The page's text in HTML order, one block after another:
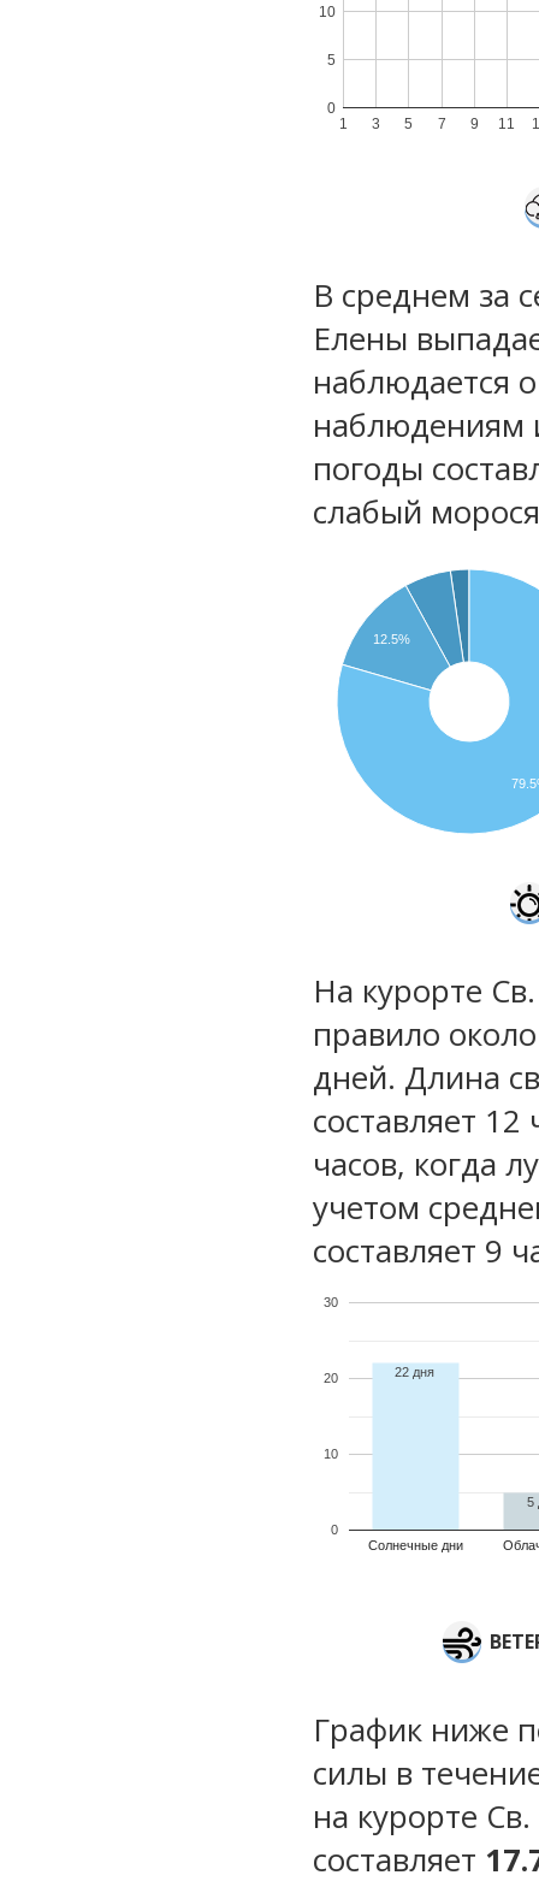
1 3 5 7 9 11
0
5
10
В среднем за
Елены
наблюдается
наблюдениям
погоды
слабый
12.5%
На курорте
правило
дней. Длина
составляет
часов, когда
учетом
составляет 9
Солнечные дни
0
10
20
30
22 дня
5
График ниже
силы в
на курорте
составляет